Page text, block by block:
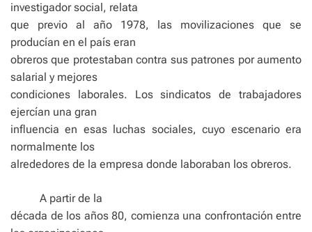
investigador social, relata
que previo al año 1978, las movilizaciones que se
producían en el país eran
obreros que protestaban contra sus patrones por aumento
salarial y mejores
condiciones laborales. Los sindicatos de trabajadores
ejercían una gran
influencia en esas luchas sociales, cuyo escenario era
normalmente los
alrededores de la empresa donde laboraban los obreros.
A partir de la
década de los años 80, comienza una confrontación entre